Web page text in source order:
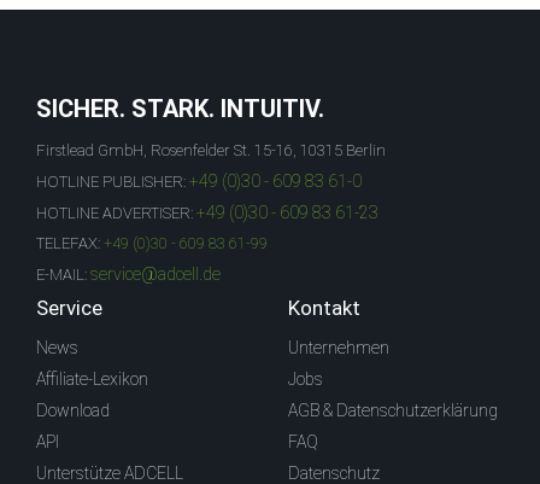
SICHER. STARK. INTUITIV.
Firstlead GmbH, Rosenfelder St. 15-16, 10315 Berlin
HOTLINE PUBLISHER: +49 (0)30 - 609 83 61-0
HOTLINE ADVERTISER: +49 (0)30 - 609 83 61-23
TELEFAX: +49 (0)30 - 609 83 61-99
E-MAIL: service@adcell.de
Service
News
Affiliate-Lexikon
Download
API
Unterstütze ADCELL
Kontakt
Unternehmen
Jobs
AGB & Datenschutzerklärung
FAQ
Datenschutz